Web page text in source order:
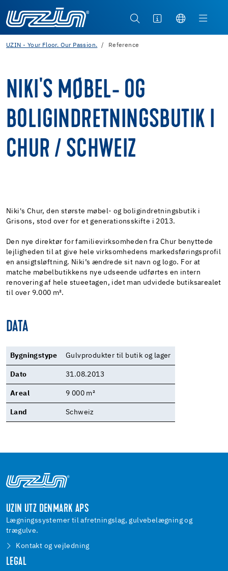
UZIN - Your Floor. Our Passion. Reference
NIKI'S MØBEL- OG
BOLIGINDRETNINGSBUTIK I
CHUR / SCHWEIZ
Niki's Chur, den største møbel- og boligindretningsbutik i
Grisons, stod over for et generationsskifte i 2013.
Den nye direktør for familievirksomheden fra Chur benyttede
lejligheden til at give hele virksomhedens markedsføringsprofil
en ansigtsløftning. Niki’s ændrede sit navn og logo. For at
matche møbelbutikkens nye udseende udførtes en intern
renovering af hele stueetagen, idet man udvidede butiksarealet
til over 9.000 m².
DATA
Bygningstype Gulvprodukter til butik og lager
Dato 31.08.2013
Areal 9 000 m²
Land Schweiz
UZIN UTZ DENMARK APS
Lægningssystemer til afretningslag, gulvebelægning og
trægulve.
Kontakt og vejledning
LEGAL